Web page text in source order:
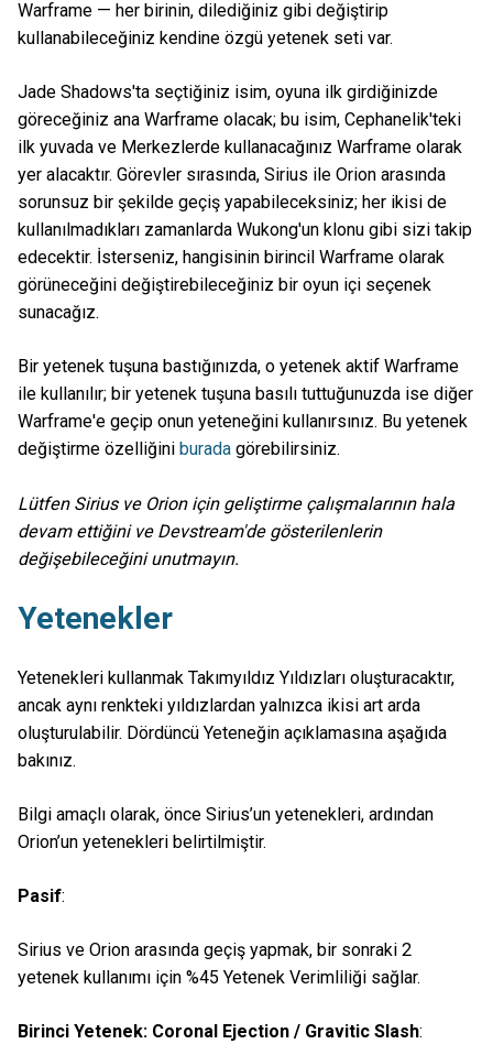
Warframe — her birinin, dilediğiniz gibi değiştirip
kullanabileceğiniz kendine özgü yetenek seti var.
Jade Shadows'ta seçtiğiniz isim, oyuna ilk girdiğinizde
göreceğiniz ana Warframe olacak; bu isim, Cephanelik'teki
ilk yuvada ve Merkezlerde kullanacağınız Warframe olarak
yer alacaktır. Görevler sırasında, Sirius ile Orion arasında
sorunsuz bir şekilde geçiş yapabileceksiniz; her ikisi de
kullanılmadıkları zamanlarda Wukong'un klonu gibi sizi takip
edecektir. İsterseniz, hangisinin birincil Warframe olarak
görüneceğini değiştirebileceğiniz bir oyun içi seçenek
sunacağız.
Bir yetenek tuşuna bastığınızda, o yetenek aktif Warframe
ile kullanılır; bir yetenek tuşuna basılı tuttuğunuzda ise diğer
Warframe'e geçip onun yeteneğini kullanırsınız. Bu yetenek
değiştirme özelliğini burada görebilirsiniz.
Lütfen Sirius ve Orion için geliştirme çalışmalarının hala
devam ettiğini ve Devstream'de gösterilenlerin
değişebileceğini unutmayın.
Yetenekler
Yetenekleri kullanmak Takımyıldız Yıldızları oluşturacaktır,
ancak aynı renkteki yıldızlardan yalnızca ikisi art arda
oluşturulabilir. Dördüncü Yeteneğin açıklamasına aşağıda
bakınız.
Bilgi amaçlı olarak, önce Sirius’un yetenekleri, ardından
Orion’un yetenekleri belirtilmiştir.
Pasif:
Sirius ve Orion arasında geçiş yapmak, bir sonraki 2
yetenek kullanımı için %45 Yetenek Verimliliği sağlar.
Birinci Yetenek: Coronal Ejection / Gravitic Slash: